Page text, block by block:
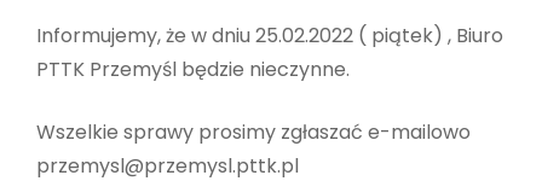
Informujemy, że w dniu 25.02.2022 ( piątek) , Biuro
PTTK Przemyśl będzie nieczynne.
Wszelkie sprawy prosimy zgłaszać e-mailowo
przemysl@przemysl.pttk.pl